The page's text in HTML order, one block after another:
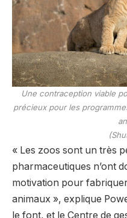
Une contraception viable
précieux pour les
« Les zoos sont un très
pharmaceutiques n’ont
motivation pour
animaux », explique
le font, et le Centre de